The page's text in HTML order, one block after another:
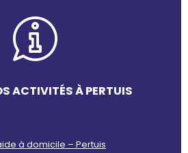
ACTIVITÉS À PERTUIS
à domicile – Pertuis